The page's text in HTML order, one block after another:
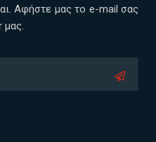
Αφήστε μας το e-mail σας
μας.